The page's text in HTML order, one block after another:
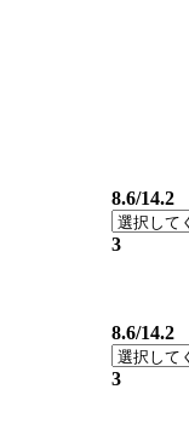
8.6/14.2
3
8.6/14.2
3